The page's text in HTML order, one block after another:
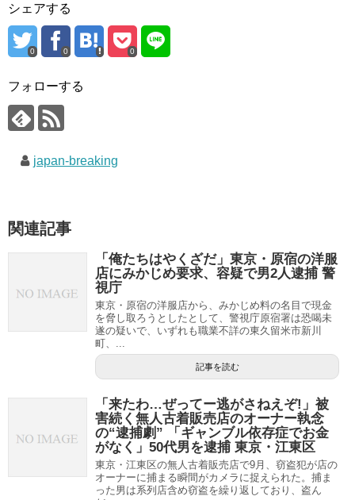
シェアする
0 0 0
フォローする
japan-breaking
関連記事
「俺たちはやくざだ」東京・原宿の洋服
店にみかじめ要求、容疑で男2人逮捕 警
視庁
東京・原宿の洋服店から、みかじめ料の名目で現金
を脅し取ろうとしたとして、警視庁原宿署は恐喝未
遂の疑いで、いずれも職業不詳の東久留米市新川
町、...
記事を読む
「来たわ…ぜってー逃がさねえぞ!」被
害続く無人古着販売店のオーナー執念
の“逮捕劇” 「ギャンブル依存症でお金
がなく」50代男を逮捕 東京・江東区
東京・江東区の無人古着販売店で9月、窃盗犯が店の
オーナーに捕まる瞬間がカメラに捉えられた。捕ま
った男は系列店含め窃盗を繰り返しており、盗ん